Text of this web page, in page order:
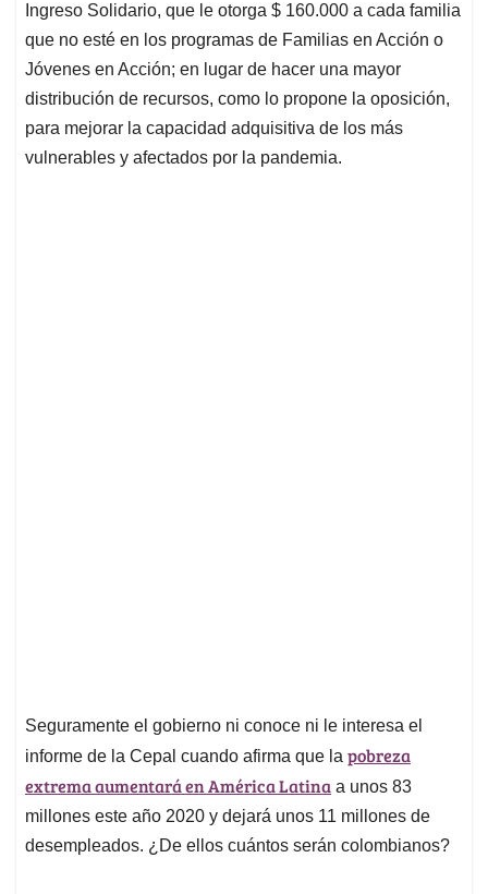
Ingreso Solidario, que le otorga $ 160.000 a cada familia
que no esté en los programas de Familias en Acción o
Jóvenes en Acción; en lugar de hacer una mayor
distribución de recursos, como lo propone la oposición,
para mejorar la capacidad adquisitiva de los más
vulnerables y afectados por la pandemia.
Seguramente el gobierno ni conoce ni le interesa el
informe de la Cepal cuando afirma que la pobreza
extrema aumentará en América Latina a unos 83
millones este año 2020 y dejará unos 11 millones de
desempleados. ¿De ellos cuántos serán colombianos?